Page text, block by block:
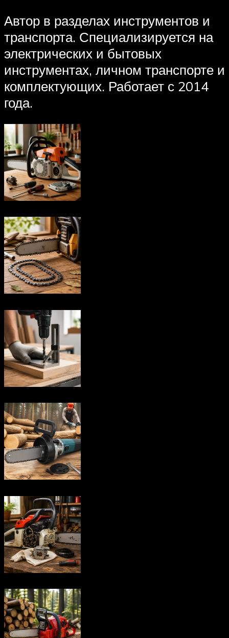
Автор в разделах инструментов и
транспорта. Специализируется на
электрических и бытовых
инструментах, личном транспорте и
комплектующих. Работает с 2014
года.